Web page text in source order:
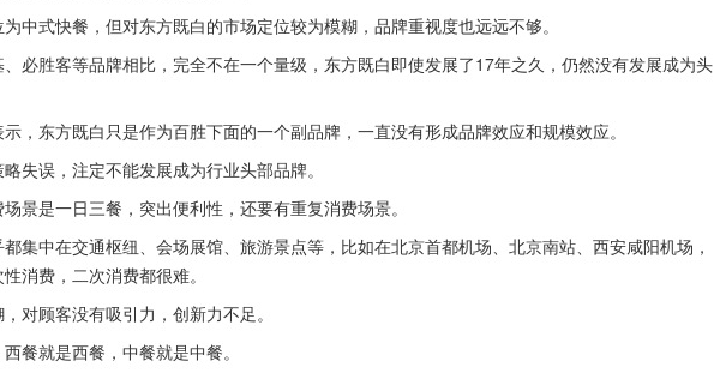
中式快餐，但对东方既白的市场定位较为模糊，品牌重视度也远远不够。
必胜客等品牌相比，完全不在一个量级，东方既白即使发展了17年之久，仍然没有发展成为头
，东方既白只是作为百胜下面的一个副品牌，一直没有形成品牌效应和规模效应。
失误，注定不能发展成为行业头部品牌。
景是一日三餐，突出便利性，还要有重复消费场景。
集中在交通枢纽、会场展馆、旅游景点等，比如在北京首都机场、北京南站、西安咸阳机场，
消费，二次消费都很难。
对顾客没有吸引力，创新力不足。
餐就是西餐，中餐就是中餐。